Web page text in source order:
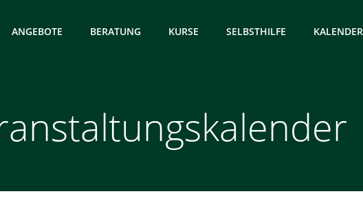
ANGEBOTE BERATUNG KURSE SELBSTHILFE KALENDER